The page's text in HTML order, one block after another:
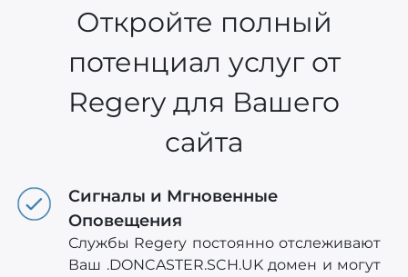
Откройте полный
потенциал услуг от
Regery для Вашего
сайта
Сигналы и Мгновенные
Оповещения
Службы Regery постоянно отслеживают
Ваш .DONCASTER.SCH.UK домен и могут